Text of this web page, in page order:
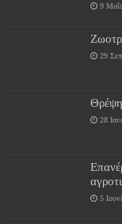
9
29
28
5